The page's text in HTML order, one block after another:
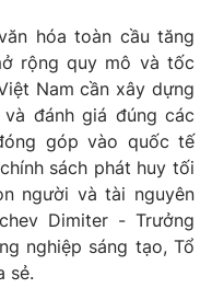
Nam
tử số 483/GP-BTTTT
Phạm Quốc Thắng,
355 932
hóa toàn cầu tăng
rộng quy mô và tốc
Nam cần xây dựng
đánh giá đúng các
góp vào quốc tế
sách phát huy tối
người và tài nguyên
Dimiter - Trưởng
nghiệp sáng tạo, Tổ
sẻ.